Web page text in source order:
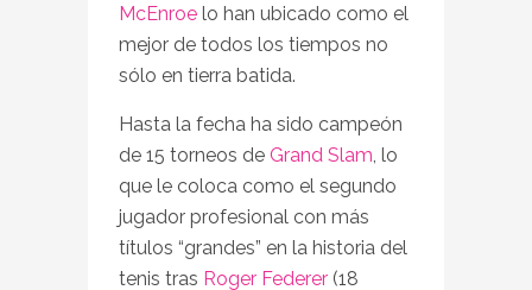
McEnroe lo han ubicado como el
mejor de todos los tiempos no
sólo en tierra batida.
Hasta la fecha ha sido campeón
de 15 torneos de Grand Slam, lo
que le coloca como el segundo
jugador profesional con más
títulos “grandes” en la historia del
tenis tras Roger Federer (18